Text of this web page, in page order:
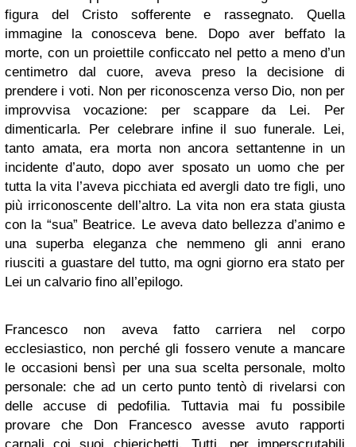
figura del Cristo sofferente e rassegnato. Quella
immagine la conosceva bene. Dopo aver beffato la
morte, con un proiettile conficcato nel petto a meno d’un
centimetro dal cuore, aveva preso la decisione di
prendere i voti. Non per riconoscenza verso Dio, non per
improvvisa vocazione: per scappare da Lei. Per
dimenticarla. Per celebrare infine il suo funerale. Lei,
tanto amata, era morta non ancora settantenne in un
incidente d’auto, dopo aver sposato un uomo che per
tutta la vita l’aveva picchiata ed avergli dato tre figli, uno
più irriconoscente dell’altro. La vita non era stata giusta
con la “sua” Beatrice. Le aveva dato bellezza d’animo e
una superba eleganza che nemmeno gli anni erano
riusciti a guastare del tutto, ma ogni giorno era stato per
Lei un calvario fino all’epilogo.
Francesco non aveva fatto carriera nel corpo
ecclesiastico, non perché gli fossero venute a mancare
le occasioni bensì per una sua scelta personale, molto
personale: che ad un certo punto tentò di rivelarsi con
delle accuse di pedofilia. Tuttavia mai fu possibile
provare che Don Francesco avesse avuto rapporti